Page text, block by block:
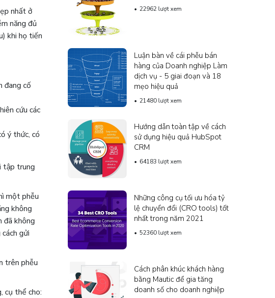
22962 lượt xem
Luận bàn về cái phễu bán
hàng của Doanh nghiệp Làm
dịch vụ - 5 giai đoạn và 18
mẹo hiệu quả
21480 lượt xem
Hướng dẫn toàn tập về cách
sử dụng hiệu quả HubSpot
CRM
64183 lượt xem
Những công cụ tối ưu hóa tỷ
lệ chuyển đổi (CRO tools) tốt
nhất trong năm 2021
52360 lượt xem
Cách phân khúc khách hàng
bằng Mautic ​​để gia tăng
doanh số cho doanh nghiệp
nhất ở
năng đủ
khi họ tiến
đang cố
cứu các
ý thức, có
tập trung
một phễu
không
đã không
gửi
trên phễu
cụ thể cho: